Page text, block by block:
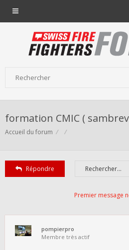
formation CMIC (
Accueil du forum
Répondre
Premier message
pompierpro
Membre très actif